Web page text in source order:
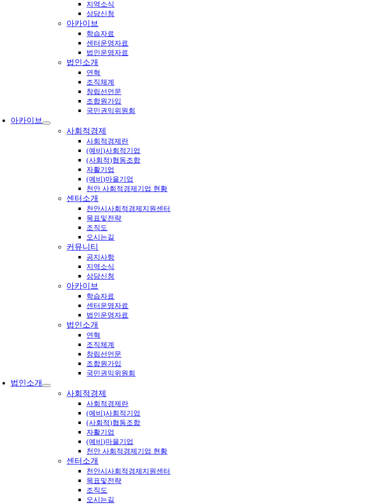
지역소식
상담신청
아카이브
학습자료
센터운영자료
법인운영자료
법인소개
연혁
조직체계
창립선언문
조합원가입
국민권익위원회
아카이브
사회적경제
사회적경제란
(예비)사회적기업
(사회적)협동조합
자활기업
(예비)마을기업
천안 사회적경제기업 현황
센터소개
천안시사회적경제지원센터
목표및전략
조직도
오시는길
커뮤니티
공지사항
지역소식
상담신청
아카이브
학습자료
센터운영자료
법인운영자료
법인소개
연혁
조직체계
창립선언문
조합원가입
국민권익위원회
법인소개
사회적경제
사회적경제란
(예비)사회적기업
(사회적)협동조합
자활기업
(예비)마을기업
천안 사회적경제기업 현황
센터소개
천안시사회적경제지원센터
목표및전략
조직도
오시는길